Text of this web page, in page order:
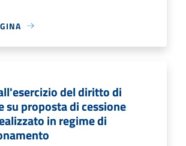
del diritto di
su proposta di cessione
in regime di